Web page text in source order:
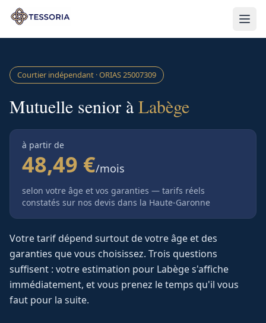
Aller au contenu principal
Courtier indépendant · ORIAS25007309
Mutuelle senior àLabège
à partir de
48,49 €/mois
selon votre âge et vos garanties — tarifs réels
constatés sur nos devis dans la Haute-Garonne
Votre tarif dépend surtout de votre âge et des
garanties que vous choisissez. Trois questions
suffisent : votre estimation pour Labèges'affiche
immédiatement, et vous prenez le temps qu'il vous
faut pour la suite.